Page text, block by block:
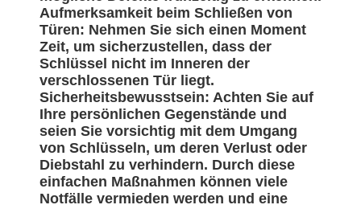
Aufmerksamkeit beim Schließen von
Türen: Nehmen Sie sich einen Moment
Zeit, um sicherzustellen, dass der
Schlüssel nicht im Inneren der
verschlossenen Tür liegt.
Sicherheitsbewusstsein: Achten Sie auf
Ihre persönlichen Gegenstände und
seien Sie vorsichtig mit dem Umgang
von Schlüsseln, um deren Verlust oder
Diebstahl zu verhindern. Durch diese
einfachen Maßnahmen können viele
Notfälle vermieden werden und eine